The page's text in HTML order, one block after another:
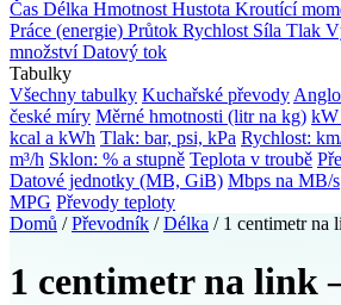
Čas Délka Hmotnost Hustota Kroutící
Práce (energie) Průtok Rychlost Síla Tlak
množstvíDatový tok
Tabulky
Všechny tabulky Kuchařské převody
české míry Měrné hmotnosti (litr na kg) kW
kcal a kWh Tlak: bar, psi, kPa Rychlost:
m³/h Sklon: % a stupně Teplota v troubě
Datové jednotky (MB, GiB) Mbps na MB/s
MPG Převody teploty
Domů / Převodník / Délka / 1 centimetr na
1 centimetr na link